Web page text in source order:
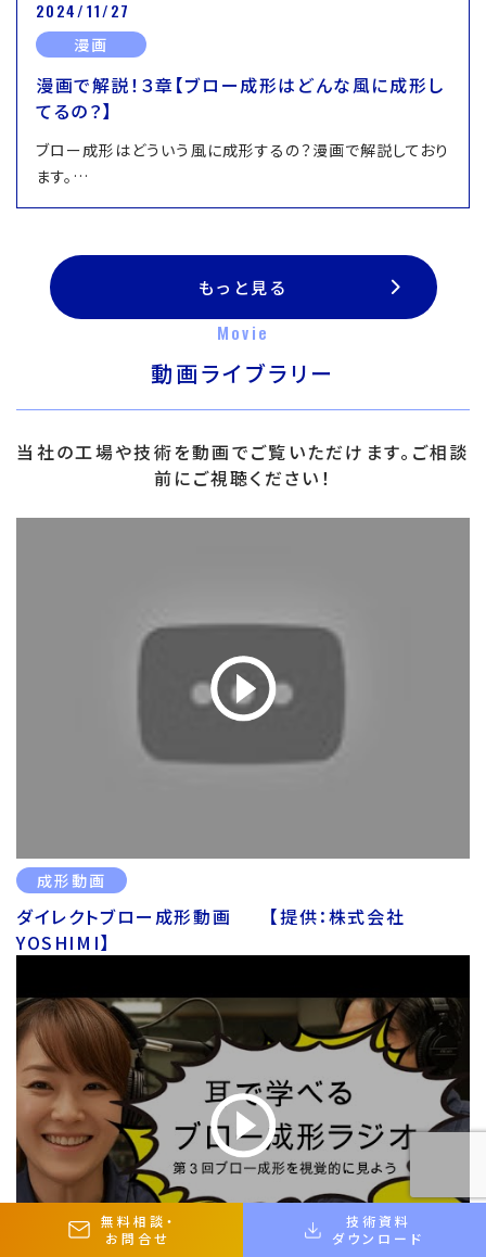
2024/11/27
漫画
漫画で解説！３章【ブロー成形はどんな風に成形し
てるの？】
ブロー成形はどういう風に成形するの？漫画で解説しており
ます。…
もっと見る
Movie
動画ライブラリー
当社の工場や技術を動画でご覧いただけます。ご相談
前にご視聴ください！
成形動画
ダイレクトブロー成形動画 【提供：株式会社
YOSHIMI】
無料相談 ・
お問合せ
技術資料
ダウンロード